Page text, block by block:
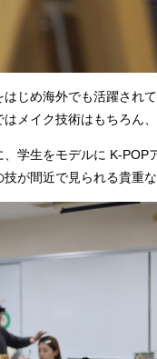
はじめ海外でも活躍され
はメイク技術はもちろん
、学生をモデルに K-POP
技が間近で見られる貴重